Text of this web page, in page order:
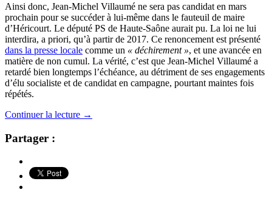
Ainsi donc, Jean-Michel Villaumé ne sera pas candidat en mars
prochain pour se succéder à lui-même dans le fauteuil de maire
d’Héricourt. Le député PS de Haute-Saône aurait pu. La loi ne lui
interdira, a priori, qu’à partir de 2017. Ce renoncement est présenté
dans la presse locale comme un « déchirement », et une avancée en
matière de non cumul. La vérité, c’est que Jean-Michel Villaumé a
retardé bien longtemps l’échéance, au détriment de ses engagements
d’élu socialiste et de candidat en campagne, pourtant maintes fois
répétés.
Continuer la lecture →
Partager :